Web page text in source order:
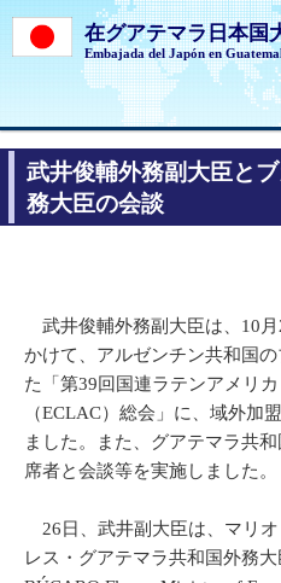
在グアテマラ日本国
Embajada del Japón en
武井俊輔外務副大臣と
務大臣の会談
武井俊輔外務副大臣は、10
かけて、アルゼンチン共和国
た「第39回国連ラテンアメリ
（ECLAC）総会」に、域外加
ました。また、グアテマラ共
席者と会談等を実施しました。
26日、武井副大臣は、マリ
レス・グアテマラ共和国外務